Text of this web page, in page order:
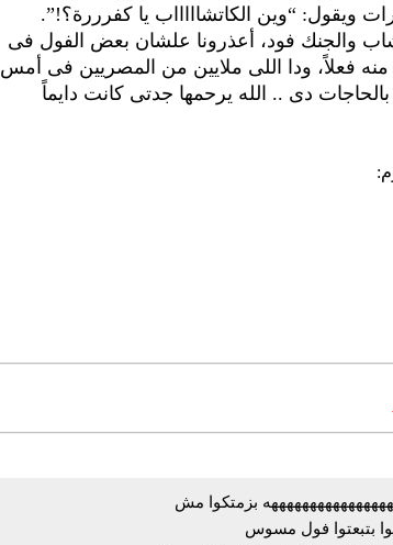
ويقول: “وين الكاتشاااااب يا كفرررة؟!”.
والجنك فود، أعذرونا علشان بعض الفول فى
فعلاً، ودا اللى ملايين من المصريين فى أمس
بالحاجات دى .. الله يرحمها جدتى كانت دايماً
بزمتكوا مش
بتبعتوا فول مسوس